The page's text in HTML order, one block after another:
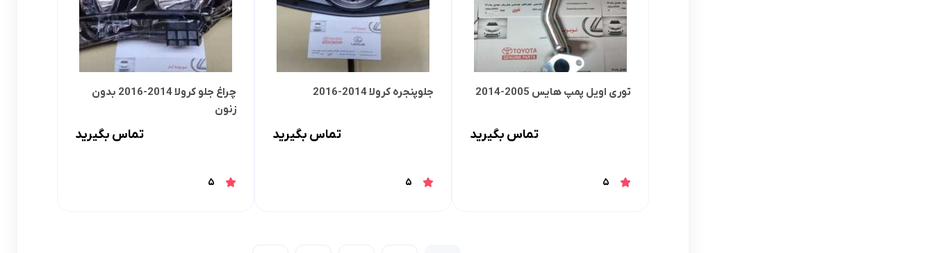
توری اویل پمپ هایس 2005-2014
تماس بگیرید
5
جلوپنجره کرولا 2014-2016
تماس بگیرید
5
چراغ جلو کرولا 2014-2016 بدون
زنون
تماس بگیرید
5